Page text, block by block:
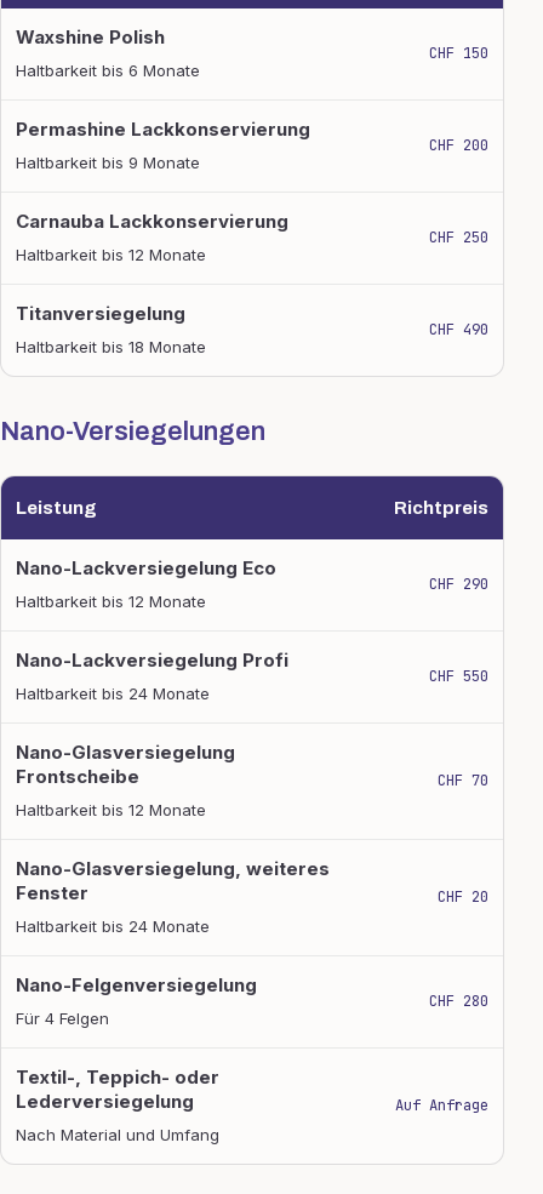
Waxshine Polish
Haltbarkeit bis 6 Monate
CHF 150
Permashine Lackkonservierung
Haltbarkeit bis 9 Monate
CHF 200
Carnauba Lackkonservierung
Haltbarkeit bis 12 Monate
CHF 250
Titanversiegelung
Haltbarkeit bis 18 Monate
CHF 490
Nano-Versiegelungen
Leistung Richtpreis
Nano-Lackversiegelung Eco
Haltbarkeit bis 12 Monate
CHF 290
Nano-Lackversiegelung Profi
Haltbarkeit bis 24 Monate
CHF 550
Nano-Glasversiegelung
Frontscheibe
Haltbarkeit bis 12 Monate
CHF 70
Nano-Glasversiegelung, weiteres
Fenster
Haltbarkeit bis 24 Monate
CHF 20
Nano-Felgenversiegelung
Für 4 Felgen
CHF 280
Textil-, Teppich- oder
Lederversiegelung
Nach Material und Umfang
Auf Anfrage